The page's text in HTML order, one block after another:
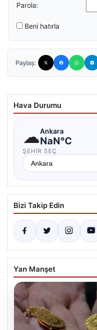
Parola:
Beni hatırla
Paylaş:
Hava Durumu
☁Ankara
NaN°C
ŞEHIR SEÇ
Bizi Takip Edin
Yan Manşet